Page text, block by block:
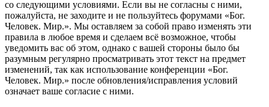
со следующими условиями. Если вы не согласны с ними,
пожалуйста, не заходите и не пользуйтесь форумами «Бог.
Человек. Мир.». Мы оставляем за собой право изменять эти
правила в любое время и сделаем всё возможное, чтобы
уведомить вас об этом, однако с вашей стороны было бы
разумным регулярно просматривать этот текст на предмет
изменений, так как использование конференции «Бог.
Человек. Мир.» после обновления/исправления условий
означает ваше согласие с ними.